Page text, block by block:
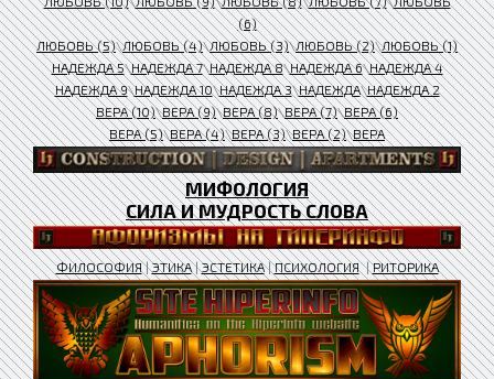
(6)
ЛЮБОВЬ (5)\ЛЮБОВЬ (4)\ЛЮБОВЬ (3)\ЛЮБОВЬ (2)\ЛЮБОВЬ (1)
НАДЕЖДА 5\НАДЕЖДА 7\НАДЕЖДА 8\НАДЕЖДА 6\НАДЕЖДА 4
НАДЕЖДА 9\НАДЕЖДА 10\НАДЕЖДА 3\НАДЕЖДА\НАДЕЖДА 2
ВЕРА (10)\ВЕРА (9)\ВЕРА (8)\ВЕРА (7)\ВЕРА (6)
ВЕРА (5)\ВЕРА (4)\ВЕРА (3)\ВЕРА (2)\ВЕРА
МИФОЛОГИЯ
СИЛА И МУДРОСТЬ СЛОВА
ФИЛОСОФИЯ|ЭТИКА|ЭСТЕТИКА|ПСИХОЛОГИЯ|РИТОРИКА